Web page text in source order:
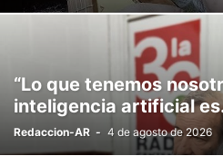
“Lo que tenemos
inteligencia artificial
Redaccion-AR - 4 de agosto de 2026